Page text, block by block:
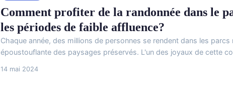
Comment profiter de la randonnée dans le
les périodes de faible affluence?
Chaque année, des millions de personnes se rendent dans les
époustouflante des paysages préservés. L'un des joyaux de cette
14 mai 2024